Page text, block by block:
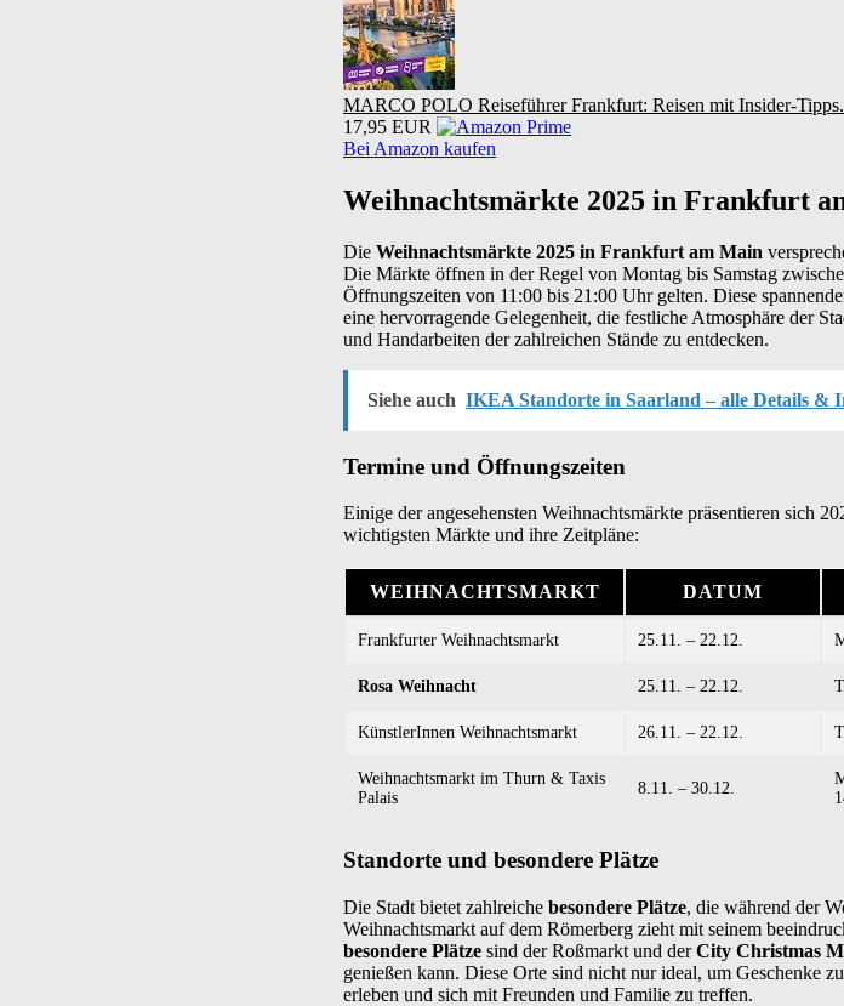
MARCO POLO Reiseführer Frankfurt: Reisen mit Insider-
17,95 EUR
Bei Amazon kaufen
Weihnachtsmärkte 2025 in Frankfurt
Die Weihnachtsmärkte 2025 in Frankfurt am Main
Die Märkte öffnen in der Regel von Montag bis Samstag
Öffnungszeiten von 11:00 bis 21:00 Uhr gelten. Diese
eine hervorragende Gelegenheit, die festliche Atmosphäre der
und Handarbeiten der zahlreichen Stände zu entdecken.
Siehe auch IKEA Standorte in Saarland – alle Details &
Termine und Öffnungszeiten
Einige der angesehensten Weihnachtsmärkte präsentieren sich
wichtigsten Märkte und ihre Zeitpläne:
WEIHNACHTSMARKT DATUM
Frankfurter Weihnachtsmarkt 25.11. – 22.12.
Rosa Weihnacht 25.11. – 22.12.
KünstlerInnen Weihnachtsmarkt 26.11. – 22.12.
Weihnachtsmarkt im Thurn & Taxis
Palais
8.11. – 30.12.
Standorte und besondere Plätze
Die Stadt bietet zahlreiche besondere Plätze, die während der
Weihnachtsmarkt auf dem Römerberg zieht mit seinem
besondere Plätze sind der Roßmarkt und derCity Christmas
genießen kann. Diese Orte sind nicht nur ideal, um Geschenke
erleben und sich mit Freunden und Familie zu treffen.